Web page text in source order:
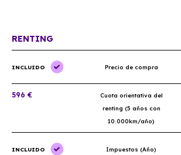
RENTING
INCLUIDO Precio de compra
596 €
Cuota orientativa del
renting (5 años con
10.000km/año)
INCLUIDO Impuestos (Año)